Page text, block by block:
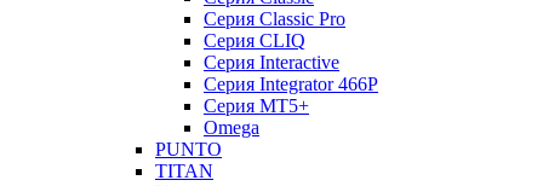
Серия Classic Pro
Серия CLIQ
Серия Interactive
Серия Integrator 466P
Серия MT5+
Omega
PUNTO
TITAN